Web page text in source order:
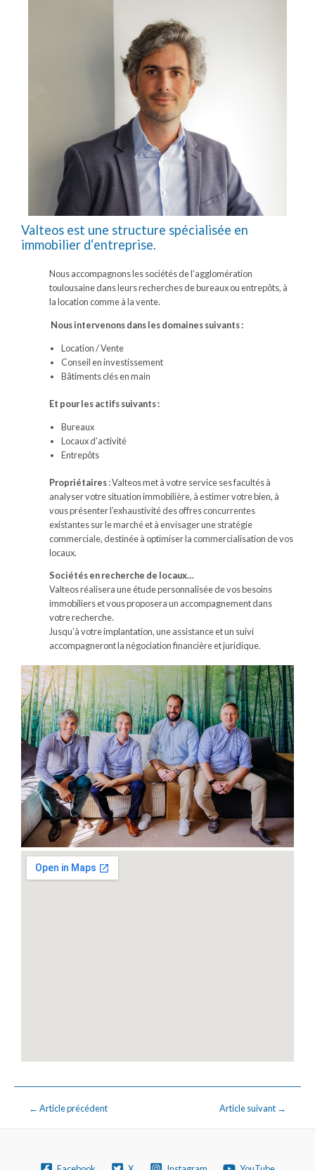
Valteos est une structure spécialisée en
immobilier d‘entreprise.
Nous accompagnons les sociétés de l’agglomération
toulousaine dans leurs recherches de bureaux ou entrepôts, à
la location comme à la vente.
Nous intervenons dans les domaines suivants :
Location / Vente
Conseil en investissement
Bâtiments clés en main
Et pour les actifs suivants :
Bureaux
Locaux d’activité
Entrepôts
Propriétaires: Valteos met à votre service ses facultés à
analyser votre situation immobilière, à estimer votre bien, à
vous présenter l’exhaustivité des offres concurrentes
existantes sur le marché et à envisager une stratégie
commerciale, destinée à optimiser la commercialisation de vos
locaux.
Sociétés en recherche de locaux…
Valteos réalisera une étude personnalisée de vos besoins
immobiliers et vous proposera un accompagnement dans
votre recherche.
Jusqu’à votre implantation, une assistance et un suivi
accompagneront la négociation financière et juridique.
← Article précédent Article suivant →